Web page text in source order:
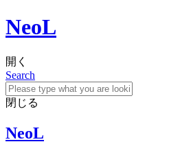
NeoL
開く
Search
閉じる
NeoL